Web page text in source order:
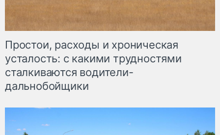
Простои, расходы и хроническая
усталость: с какими трудностями
сталкиваются водители-
дальнобойщики